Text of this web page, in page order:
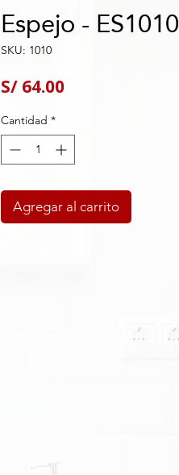
Espejo - ES1010
SKU: 1010
S/ 64.00Precio
Cantidad *
Agregar al carrito